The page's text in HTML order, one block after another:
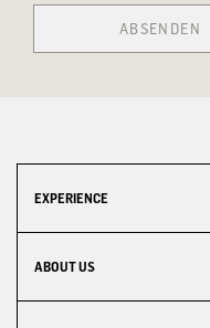
ABSENDEN
EXPERIENCE
ABOUT US